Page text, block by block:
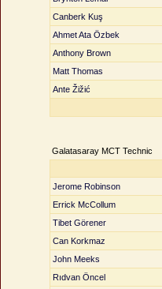
Canberk Kuş
Ahmet Ata Özbek
Anthony Brown
Matt Thomas
Ante Žižić
Galatasaray MCT Technic
Jerome Robinson
Errick McCollum
Tibet Görener
Can Korkmaz
John Meeks
Rıdvan Öncel